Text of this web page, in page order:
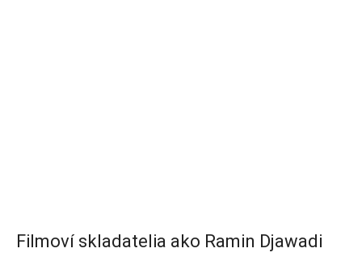
Filmoví skladatelia ako Ramin Djawadi